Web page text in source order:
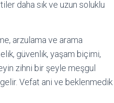
daha sık ve uzun soluklu
arzulama ve arama
güvenlik, yaşam biçimi,
zihni bir şeyle meşgul
Vefat ani ve beklenmedik